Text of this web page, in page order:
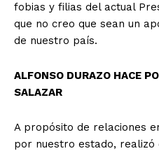
fobias y filias del actual
que no creo que sean un
de nuestro país.
ALFONSO DURAZO HACE
SALAZAR
A propósito de relaciones
por nuestro estado, realizó